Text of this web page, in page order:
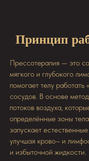
Принцип
Прессотерапия — это
мягкого и глубокого
помогает телу
сосудов. В основе
потоков воздуха,
определённые зоны
запускает
улучшая крово– и
и избыточной жидкости.